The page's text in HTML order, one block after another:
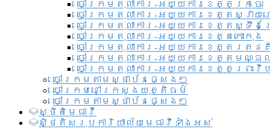
ចៅក្រមតុលាការ-អយ្យការខេត្តក្រចេះ
ចៅក្រមតុលាការ-អយ្យការខេត្តស្វាយ
ចៅក្រមតុលាការ-អយ្យការខេត្តស្ទឹង
ចៅក្រមតុលាការ-អយ្យការខេត្តកោះកុង
ចៅក្រមតុលាការ-អយ្យការខេត្តរតន
ចៅក្រមតុលាការ-អយ្យការខេត្តមណ្
ចៅក្រមតុលាការ-អយ្យការខេត្តព្រះវិហ
ចៅក្រមតាមស្ថាប័នផ្សេងៗ
ចៅក្រមនៅក្រសួងយុត្តិធម៌
ចៅក្រមតាមស្ថាប័នផ្សេងៗ
ស្ថិតិមេធាវី
សិ្ថតិសរុបការិយាល័យមេធាវីទាំងអស់​